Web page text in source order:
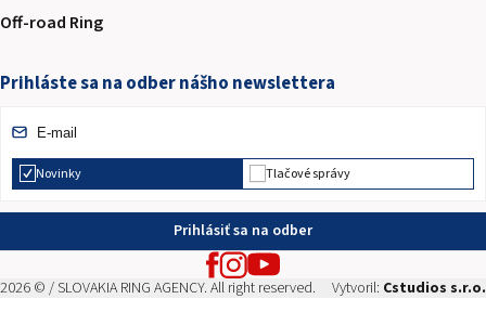
Off-road Ring
Prihláste sa na odber nášho newslettera
Novinky Tlačové správy
Prihlásiť sa na odber
2026 © / SLOVAKIA RING AGENCY. All right reserved. Vytvoril: Cstudios s.r.o.